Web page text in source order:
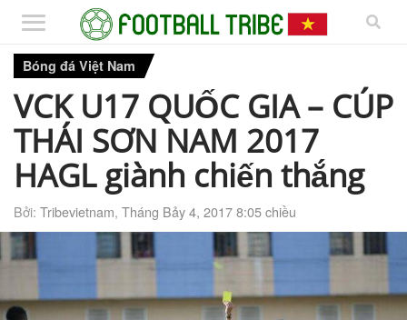
Bóng đá Việt Nam
VCK U17 QUỐC GIA – CÚP
THÁI SƠN NAM 2017
HAGL giành chiến thắng
Bởi: Tribevietnam, Tháng Bảy 4, 2017 8:05 chiều